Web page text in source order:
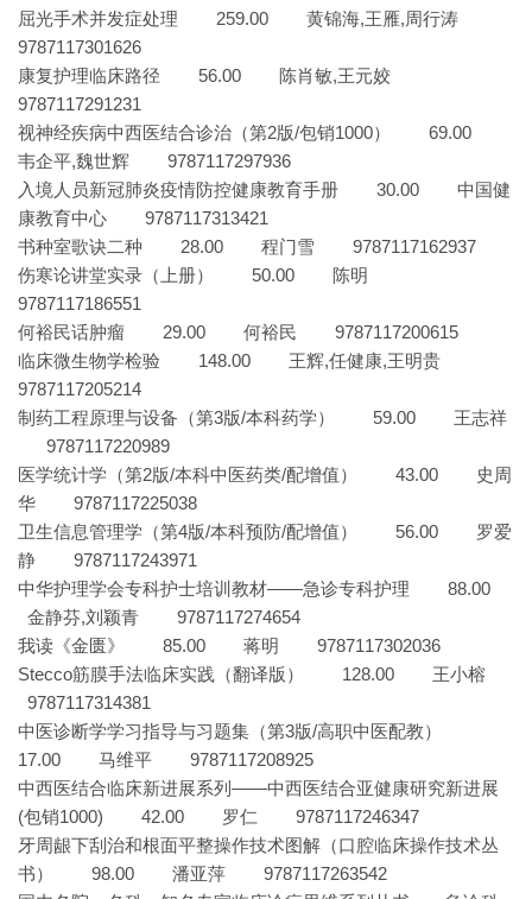
屈光手术并发症处理 259.00 黄锦海,王雁,周行涛
9787117301626
康复护理临床路径 56.00 陈肖敏,王元姣
9787117291231
视神经疾病中西医结合诊治（第2版/包销1000） 69.00
韦企平,魏世辉 9787117297936
入境人员新冠肺炎疫情防控健康教育手册 30.00 中国健
康教育中心 9787117313421
书种室歌诀二种 28.00 程门雪 9787117162937
伤寒论讲堂实录（上册） 50.00 陈明
9787117186551
何裕民话肿瘤 29.00 何裕民 9787117200615
临床微生物学检验 148.00 王辉,任健康,王明贵
9787117205214
制药工程原理与设备（第3版/本科药学） 59.00 王志祥
9787117220989
医学统计学（第2版/本科中医药类/配增值） 43.00 史周
华 9787117225038
卫生信息管理学（第4版/本科预防/配增值） 56.00 罗爱
静 9787117243971
中华护理学会专科护士培训教材——急诊专科护理 88.00
金静芬,刘颖青 9787117274654
我读《金匮》 85.00 蒋明 9787117302036
Stecco筋膜手法临床实践（翻译版） 128.00 王小榕
9787117314381
中医诊断学学习指导与习题集（第3版/高职中医配教）
17.00 马维平 9787117208925
中西医结合临床新进展系列——中西医结合亚健康研究新进展
(包销1000) 42.00 罗仁 9787117246347
牙周龈下刮治和根面平整操作技术图解（口腔临床操作技术丛
书） 98.00 潘亚萍 9787117263542